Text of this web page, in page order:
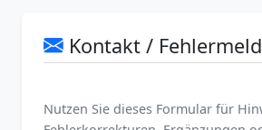
Kontakt /
Nutzen Sie dieses Formular für